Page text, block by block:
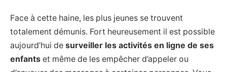
Face à cette haine, les plus jeunes se trouvent
totalement démunis. Fort heureusement il est possible
aujourd’hui de surveiller les activités en ligne de ses
enfants et même de les empêcher d’appeler ou